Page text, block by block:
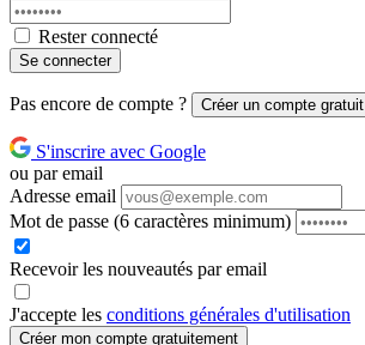
Rester connecté
Se connecter
Pas encore de compte ? Créer un compte gratuit
S'inscrire avec Google
ou par email
Adresse email
Mot de passe (6 caractères minimum)
Recevoir les nouveautés par email
J'accepte les conditions générales d'utilisation
Créer mon compte gratuitement